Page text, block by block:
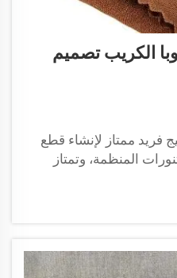
الكريب تصميم
فريد ممتاز لإنشاء قطع
المنظمة، وتمتاز
ومرنة، لذا فهي مريحة،